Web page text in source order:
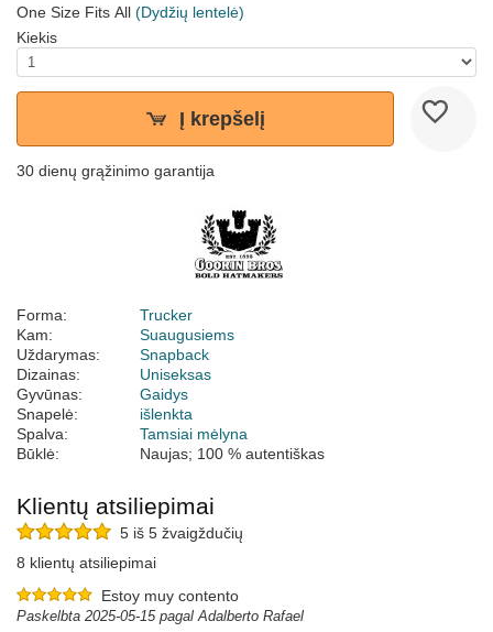
One Size Fits All (Dydžių lentelė)
Kiekis
Į krepšelį
30 dienų grąžinimo garantija
Forma:
Trucker
Kam:
Suaugusiems
Uždarymas:
Snapback
Dizainas:
Uniseksas
Gyvūnas:
Gaidys
Snapelė:
išlenkta
Spalva:
Tamsiai mėlyna
Būklė:
Naujas; 100 % autentiškas
Klientų atsiliepimai
5 iš 5 žvaigždučių
8 klientų atsiliepimai
Estoy muy contento
Paskelbta 2025-05-15 pagal Adalberto Rafael